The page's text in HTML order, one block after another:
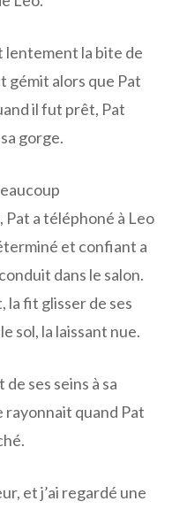
lentement la bite de
gémit alors que Pat
il fut prêt, Pat
gorge.
Pat a téléphoné à Leo
et confiant a
dans le salon.
la fit glisser de ses
sol, la laissant nue.
ses seins à sa
rayonnait quand Pat
et j’ai regardé une